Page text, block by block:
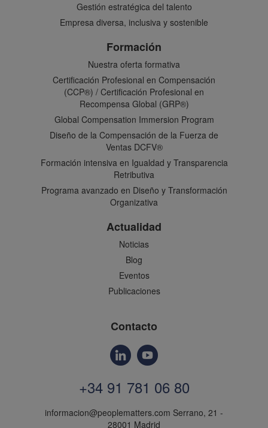
Gestión estratégica del talento
Empresa diversa, inclusiva y sostenible
Formación
Nuestra oferta formativa
Certificación Profesional en Compensación
(CCP®) / Certificación Profesional en
Recompensa Global (GRP®)
Global Compensation Immersion Program
Diseño de la Compensación de la Fuerza de
Ventas DCFV®
Formación intensiva en Igualdad y Transparencia
Retributiva
Programa avanzado en Diseño y Transformación
Organizativa
Actualidad
Noticias
Blog
Eventos
Publicaciones
Contacto
+34 91 781 06 80
informacion@peoplematters.com Serrano, 21 -
28001 Madrid